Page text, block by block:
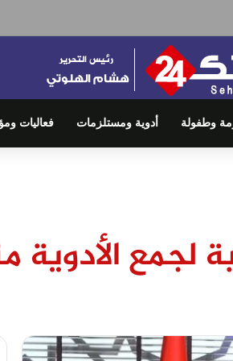
وطفولة أدوية ومستلزمات فعاليات
لجمع الأدوية